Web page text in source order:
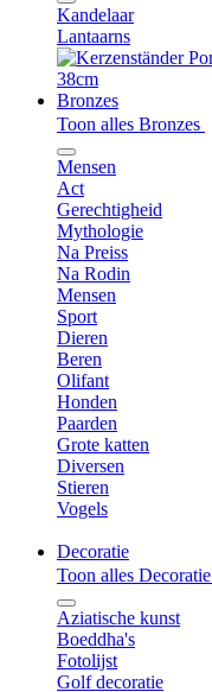
Kandelaar
Lantaarns
Bronzes
Toon alles Bronzes
Mensen
Act
Gerechtigheid
Mythologie
Na Preiss
Na Rodin
Mensen
Sport
Dieren
Beren
Olifant
Honden
Paarden
Grote katten
Diversen
Stieren
Vogels
Decoratie
Toon alles Decoratie
Aziatische kunst
Boeddha's
Fotolijst
Golf decoratie